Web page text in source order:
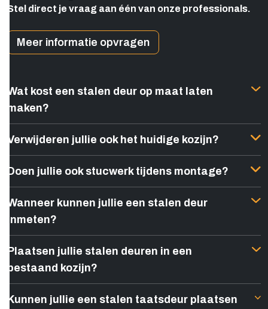
Stel direct je vraag aan één van onze professionals.
Meer informatie opvragen
Wat kost een stalen deur op maat laten
maken?
Verwijderen jullie ook het huidige kozijn?
Doen jullie ook stucwerk tijdens montage?
Wanneer kunnen jullie een stalen deur
inmeten?
Plaatsen jullie stalen deuren in een
bestaand kozijn?
Kunnen jullie een stalen taatsdeur plaatsen